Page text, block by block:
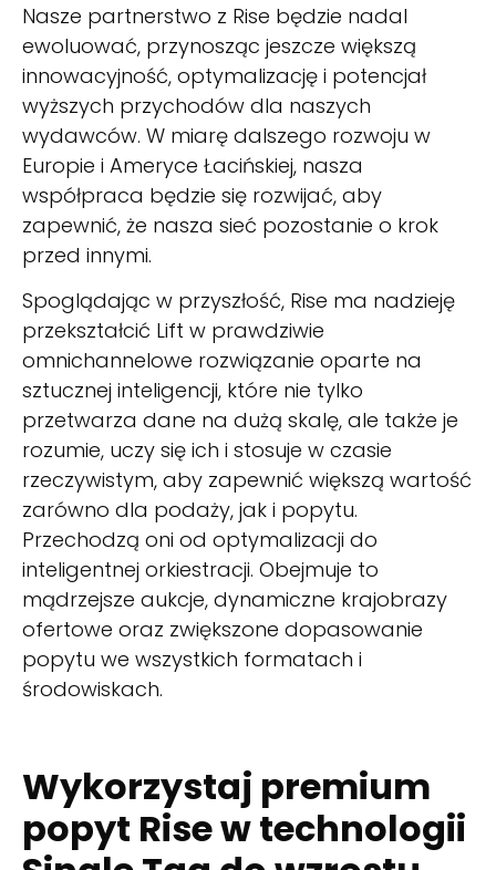
Nasze partnerstwo z Rise będzie nadal
ewoluować, przynosząc jeszcze większą
innowacyjność, optymalizację i potencjał
wyższych przychodów dla naszych
wydawców. W miarę dalszego rozwoju w
Europie i Ameryce Łacińskiej, nasza
współpraca będzie się rozwijać, aby
zapewnić, że nasza sieć pozostanie o krok
przed innymi.
Spoglądając w przyszłość, Rise ma nadzieję
przekształcić Lift w prawdziwie
omnichannelowe rozwiązanie oparte na
sztucznej inteligencji, które nie tylko
przetwarza dane na dużą skalę, ale także je
rozumie, uczy się ich i stosuje w czasie
rzeczywistym, aby zapewnić większą wartość
zarówno dla podaży, jak i popytu.
Przechodzą oni od optymalizacji do
inteligentnej orkiestracji. Obejmuje to
mądrzejsze aukcje, dynamiczne krajobrazy
ofertowe oraz zwiększone dopasowanie
popytu we wszystkich formatach i
środowiskach.
Wykorzystaj premium
popyt Rise w technologii